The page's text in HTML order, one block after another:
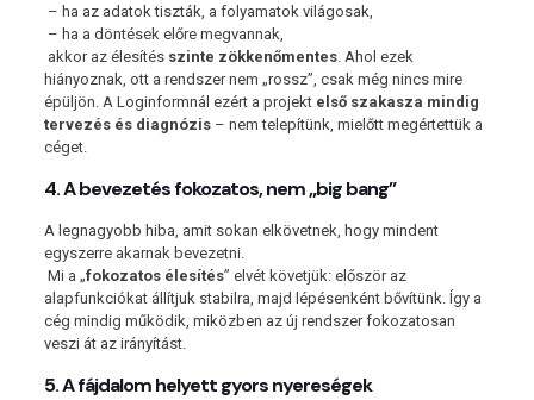
– ha az adatok tiszták, a folyamatok világosak,
– ha a döntések előre megvannak,
akkor az élesítés szinte zökkenőmentes. Ahol ezek
hiányoznak, ott a rendszer nem „rossz”, csak még nincs mire
épüljön. A Loginformnál ezért a projekt első szakasza mindig
tervezés és diagnózis– nem telepítünk, mielőtt megértettük a
céget.
4. A bevezetés fokozatos, nem „big bang”
A legnagyobb hiba, amit sokan elkövetnek, hogy mindent
egyszerre akarnak bevezetni.
Mi a „fokozatos élesítés” elvét követjük: először az
alapfunkciókat állítjuk stabilra, majd lépésenként bővítünk. Így a
cég mindig működik, miközben az új rendszer fokozatosan
veszi át az irányítást.
5. A fájdalom helyett gyors nyereségek